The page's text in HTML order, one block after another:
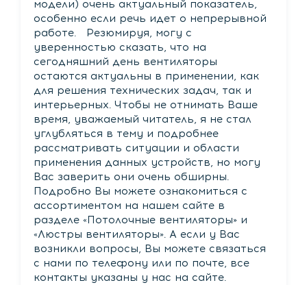
модели) очень актуальный показатель,
особенно если речь идет о непрерывной
работе. Резюмируя, могу с
уверенностью сказать, что на
сегодняшний день вентиляторы
остаются актуальны в применении, как
для решения технических задач, так и
интерьерных. Чтобы не отнимать Ваше
время, уважаемый читатель, я не стал
углубляться в тему и подробнее
рассматривать ситуации и области
применения данных устройств, но могу
Вас заверить они очень обширны.
Подробно Вы можете ознакомиться с
ассортиментом на нашем сайте в
разделе «Потолочные вентиляторы» и
«Люстры вентиляторы». А если у Вас
возникли вопросы, Вы можете связаться
с нами по телефону или по почте, все
контакты указаны у нас на сайте.